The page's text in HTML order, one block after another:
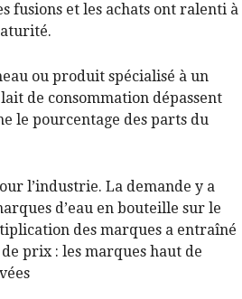
fusions et les achats ont ralenti à
ou produit spécialisé à un
de consommation dépassent
le pourcentage des parts du
l’industrie. La demande y a
d’eau en bouteille sur le
des marques a entraîné
prix : les marques haut de